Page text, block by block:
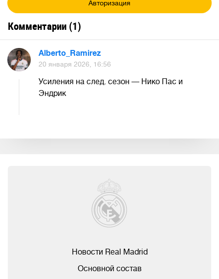
Авторизация
Комментарии (1)
Alberto_Ramirez
20 января 2026, 16:56
Усиления на след. сезон — Нико Пас и
Эндрик
Новости Real Madrid
Основной состав